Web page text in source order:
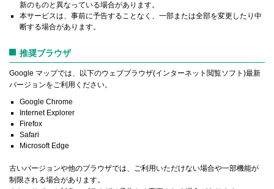
新のものと異なっている場合があります。
本サービスは、事前に予告することなく、一部または全部を変更したり中
断する場合があります。
推奨ブラウザ
Google マップでは、以下のウェブブラウザ(インターネット閲覧ソフト)最新
バージョンをご利用ください。
Google Chrome
Internet Explorer
Firefox
Safari
Microsoft Edge
古いバージョンや他のブラウザでは、ご利用いただけない場合や一部機能が
制限される場合があります。